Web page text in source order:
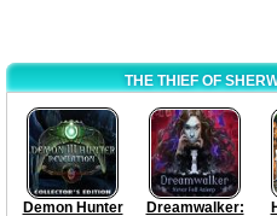
THE THIEF OF
Demon Hunter
Dreamwalker: